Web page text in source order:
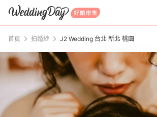
WeddingDay 好婚市集
首頁 拍婚紗 J2 Wedding 台北 新北 桃園